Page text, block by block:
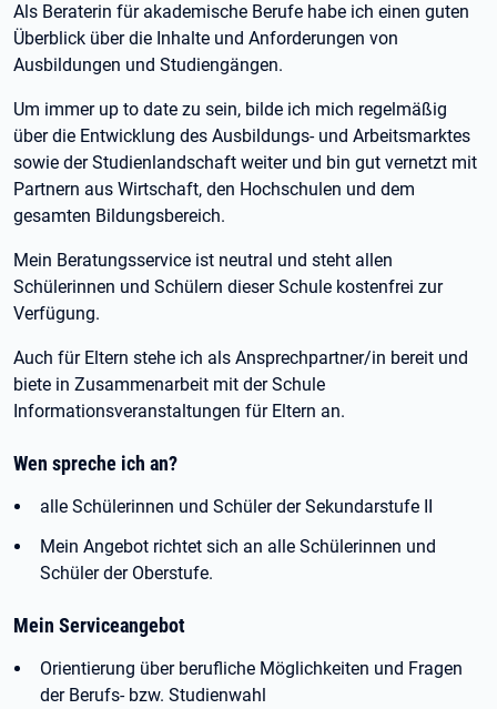
Als Beraterin für akademische Berufe habe ich einen guten
Überblick über die Inhalte und Anforderungen von
Ausbildungen und Studiengängen.
Um immer up to date zu sein, bilde ich mich regelmäßig
über die Entwicklung des Ausbildungs- und Arbeitsmarktes
sowie der Studienlandschaft weiter und bin gut vernetzt mit
Partnern aus Wirtschaft, den Hochschulen und dem
gesamten Bildungsbereich.
Mein Beratungsservice ist neutral und steht allen
Schülerinnen und Schülern dieser Schule kostenfrei zur
Verfügung.
Auch für Eltern stehe ich als Ansprechpartner/in bereit und
biete in Zusammenarbeit mit der Schule
Informationsveranstaltungen für Eltern an.
Wen spreche ich an?
alle Schülerinnen und Schüler der Sekundarstufe II
Mein Angebot richtet sich an alle Schülerinnen und
Schüler der Oberstufe.
Mein Serviceangebot
Orientierung über berufliche Möglichkeiten und Fragen
der Berufs- bzw. Studienwahl